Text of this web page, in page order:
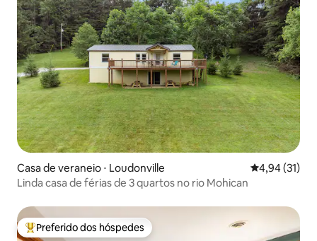
Casa de veraneio ⋅ Loudonville 4,94 de uma
4,94 (31)
Linda casa de férias de 3 quartos no rio Mohican
Entre os melhores preferidos dos hóspedes
Preferido dos hóspedes